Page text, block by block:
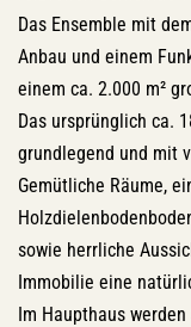
Das Ensemble mit
Anbau und einem
einem ca. 2.000 m²
Das ursprünglich ca.
grundlegend und mit
Gemütliche Räume,
sowie herrliche
Immobilie eine
Im Haupthaus